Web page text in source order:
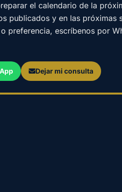
el calendario de la
publicados y en las próximas
preferencia, escríbenos por
Dejar mi consulta